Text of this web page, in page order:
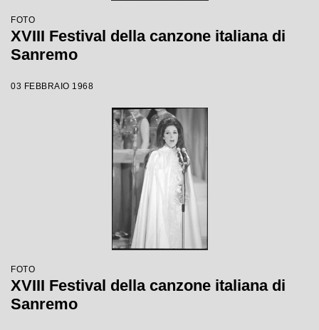
FOTO
XVIII Festival della canzone italiana di
Sanremo
03 FEBBRAIO 1968
FOTO
XVIII Festival della canzone italiana di
Sanremo